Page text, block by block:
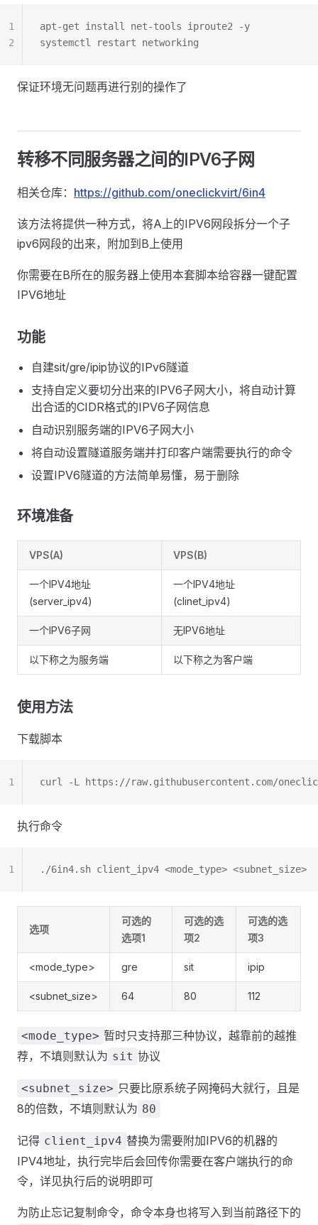
apt-get install net-tools iproute2 -y
systemctl restart networking
1
2
保证环境无问题再进行别的操作了
转移不同服务器之间的IPV6子网
相关仓库： https://github.com/oneclickvirt/6in4
该方法将提供一种方式，将A上的IPV6网段拆分一个子
ipv6网段的出来，附加到B上使用
你需要在B所在的服务器上使用本套脚本给容器一键配置
IPV6地址
功能
自建sit/gre/ipip协议的IPv6隧道
支持自定义要切分出来的IPV6子网大小，将自动计算
出合适的CIDR格式的IPV6子网信息
自动识别服务端的IPV6子网大小
将自动设置隧道服务端并打印客户端需要执行的命令
设置IPV6隧道的方法简单易懂，易于删除
环境准备
VPS(A) VPS(B)
一个IPV4地址
(server_ipv4)
一个IPV4地址
(clinet_ipv4)
一个IPV6子网 无IPV6地址
以下称之为服务端 以下称之为客户端
使用方法
下载脚本
curl -L https://raw.githubusercontent.com/
1
执行命令
./6in4.sh client_ipv4 <mode_type> <subnet_size>
1
选项
可选的
选项1
可选的选
项2
可选的选
项3
<mode_type> gre sit ipip
<subnet_size> 64 80 112
<mode_type> 暂时只支持那三种协议，越靠前的越推
荐，不填则默认为 sit 协议
<subnet_size> 只要比原系统子网掩码大就行，且是
8的倍数，不填则默认为 80
记得 client_ipv4 替换为需要附加IPV6的机器的
IPV4地址，执行完毕后会回传你需要在客户端执行的命
令，详见执行后的说明即可
为防止忘记复制命令，命令本身也将写入到当前路径下的